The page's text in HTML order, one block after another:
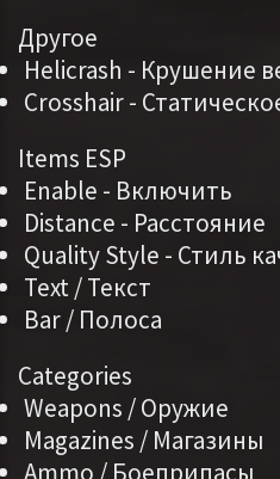
Другое
Helicrash - Крушение
Crosshair -
Items ESP
Enable - Включить
Distance - Расстояние
Quality Style - Стиль
Text / Текст
Bar / Полоса
Categories
Weapons / Оружие
Magazines / Магазины